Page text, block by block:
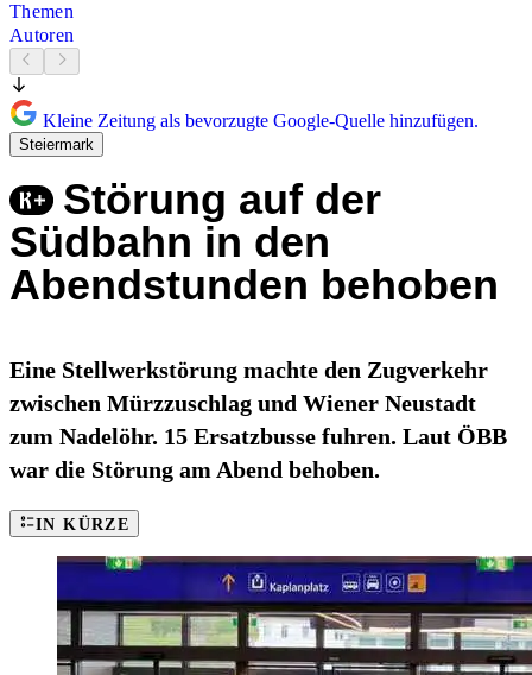
Themen
Autoren
Kleine Zeitung als bevorzugte Google-Quelle hinzufügen.
Steiermark
Störung auf der
Südbahn in den
Abendstunden behoben
Eine Stellwerkstörung machte den Zugverkehr
zwischen Mürzzuschlag und Wiener Neustadt
zum Nadelöhr. 15 Ersatzbusse fuhren. Laut ÖBB
war die Störung am Abend behoben.
IN KÜRZE